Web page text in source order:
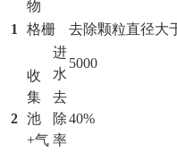
物
1
格栅 去除颗粒直径大
2
收
集
池
+气
进
水
5000
去
除
率
40%